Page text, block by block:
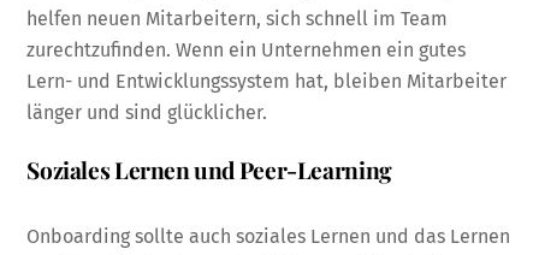
helfen neuen Mitarbeitern, sich schnell im Team
zurechtzufinden. Wenn ein Unternehmen ein gutes
Lern- und Entwicklungssystem hat, bleiben Mitarbeiter
länger und sind glücklicher.
Soziales Lernen und Peer-Learning
Onboarding sollte auch soziales Lernen und das Lernen